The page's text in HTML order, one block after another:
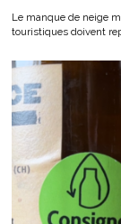
Le manque de neige
touristiques doivent